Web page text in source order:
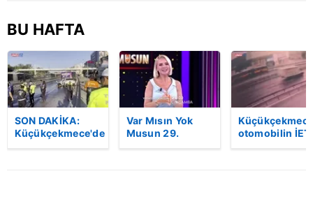
BU HAFTA
SON DAKİKA:
Küçükçekmece'de
Var Mısın Yok
Musun 29.
otomobilin